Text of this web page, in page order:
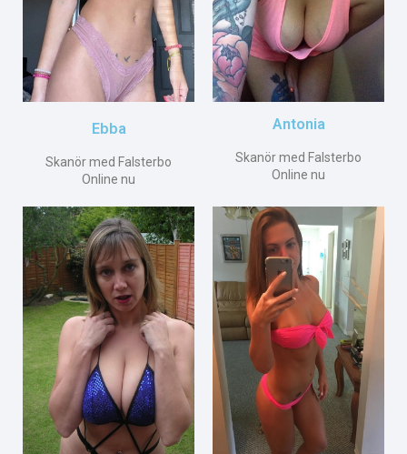
Ebba
Skanör med Falsterbo
Online nu
Antonia
Skanör med Falsterbo
Online nu